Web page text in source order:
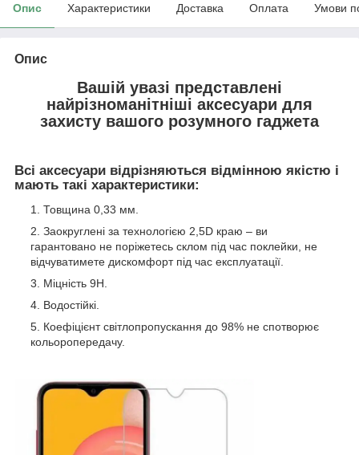
Опис Характеристики Доставка Оплата Умови
Опис
Вашій увазі представлені
найрізноманітніші аксесуари для
захисту вашого розумного гаджета
Всі аксесуари відрізняються відмінною якістю і
мають такі характеристики:
Товщина 0,33 мм.
Заокруглені за технологією 2,5D краю – ви
гарантовано не поріжетесь склом під час поклейки, не
відчуватимете дискомфорт під час експлуатації.
Міцність 9Н.
Водостійкі.
Коефіцієнт світлопропускання до 98% не спотворює
кольоропередачу.